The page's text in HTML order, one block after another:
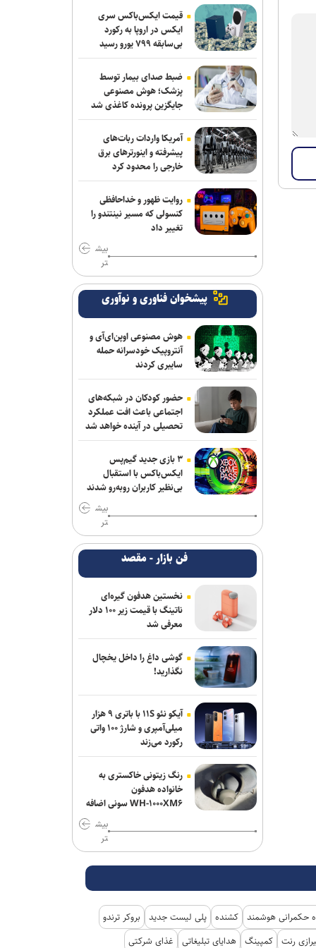
صحنه می‌رود
انتشار نمایشنامه رادیویی «یاغی»
قیمت ایکس‌باکس سری
ایکس در اروپا به رکورد
بی‌سابقه ۷۹۹ یورو رسید
ضبط صدای بیمار توسط
پزشک؛ هوش مصنوعی
جایگزین پرونده کاغذی شد
آمریکا واردات ربات‌های
پیشرفته و اینورترهای برق
خارجی را محدود کرد
روایت ظهور و خداحافظی
کنسولی که مسیر نینتندو را
تغییر داد
بیش
تر
پیشخوان فناوری و نوآوری
هوش مصنوعی اوپن‌ای‌آی و
آنتروپیک خودسرانه حمله
سایبری کردند
حضور کودکان در شبکه‌های
اجتماعی باعث افت عملکرد
تحصیلی در آینده خواهد شد
۳ بازی جدید گیم‌پس
ایکس‌باکس با استقبال
بی‌نظیر کاربران روبه‌رو شدند
بیش
تر
فن بازار - مقصد
نخستین هدفون گیره‌ای
ناتینگ با قیمت زیر ۱۰۰ دلار
معرفی شد
گوشی داغ را داخل یخچال
نگذارید!
آیکو نئو ۱۱S با باتری ۹ هزار
میلی‌آمپری و شارژ ۱۰۰ واتی
رکورد می‌زند
رنگ زیتونی خاکستری به
خانواده هدفون
WH-۱۰۰۰XM۶ سونی اضافه
بیش
تر
حکمرانی هوشمند کشنده پلی لیست جدید
بروکر ترندو
رنت کمپینگ هدایای تبلیغاتی غذای شرکتی